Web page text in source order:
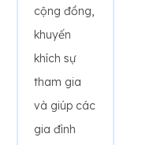
cộng đồng,
khuyến
khích sự
tham gia
và giúp các
gia đình